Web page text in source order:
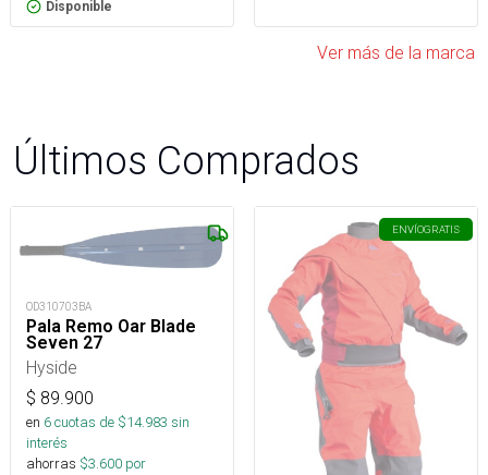
Disponible
Ver más de la marca
Últimos Comprados
OD310703BA
Pala Remo Oar Blade
Seven 27
Hyside
$ 89.900
en 6cuotas de $14.983 sin
interés
ahorras $3.600 por
ENVÍOGRATIS